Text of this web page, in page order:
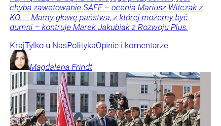
chyba zawetowanie SAFE – ocenia Mariusz Witczak z
KO. – Mamy głowę państwa, z której możemy być
dumni – kontruje Marek Jakubiak z Rozwoju Plus.
KrajTylko u NasPolitykaOpinie i komentarze
Magdalena Frindt